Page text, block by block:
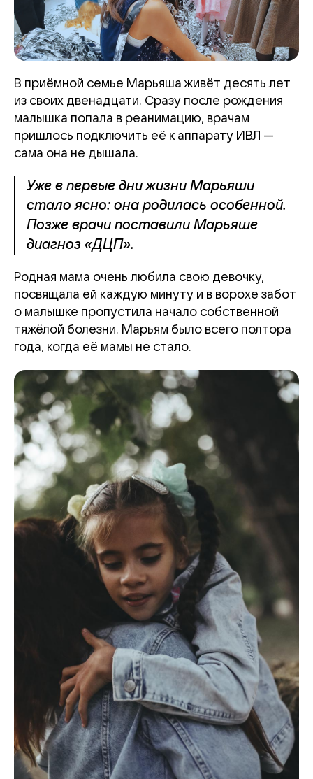
В приёмной семье Марьяша живёт десять лет
из своих двенадцати. Сразу после рождения
малышка попала в реанимацию, врачам
пришлось подключить её к аппарату ИВЛ —
сама она не дышала.
Уже в первые дни жизни Марьяши
стало ясно: она родилась особенной.
Позже врачи поставили Марьяше
диагноз «ДЦП».
Родная мама очень любила свою девочку,
посвящала ей каждую минуту и в ворохе забот
о малышке пропустила начало собственной
тяжёлой болезни. Марьям было всего полтора
года, когда её мамы не стало.